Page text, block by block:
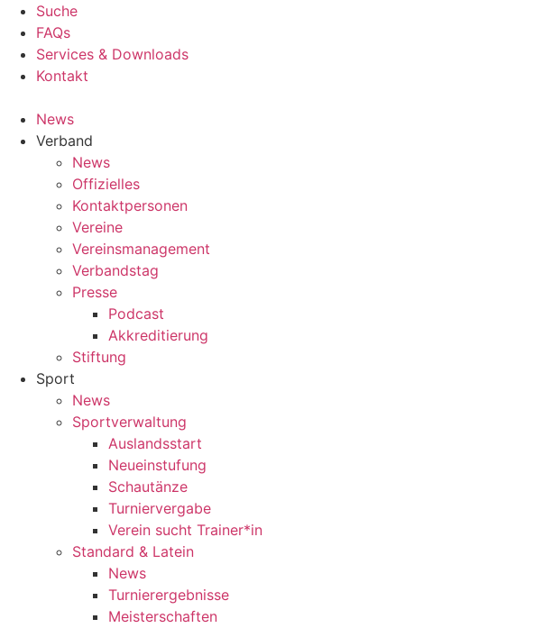
Suche
FAQs
Services & Downloads
Kontakt
News
Verband
News
Offizielles
Kontaktpersonen
Vereine
Vereinsmanagement
Verbandstag
Presse
Podcast
Akkreditierung
Stiftung
Sport
News
Sportverwaltung
Auslandsstart
Neueinstufung
Schautänze
Turniervergabe
Verein sucht Trainer*in
Standard & Latein
News
Turnierergebnisse
Meisterschaften